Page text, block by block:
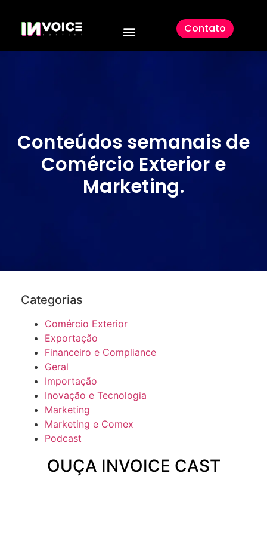
Contato
Conteúdos semanais de
Comércio Exterior e
Marketing.
Categorias
Comércio Exterior
Exportação
Financeiro e Compliance
Geral
Importação
Inovação e Tecnologia
Marketing
Marketing e Comex
Podcast
OUÇA INVOICE CAST